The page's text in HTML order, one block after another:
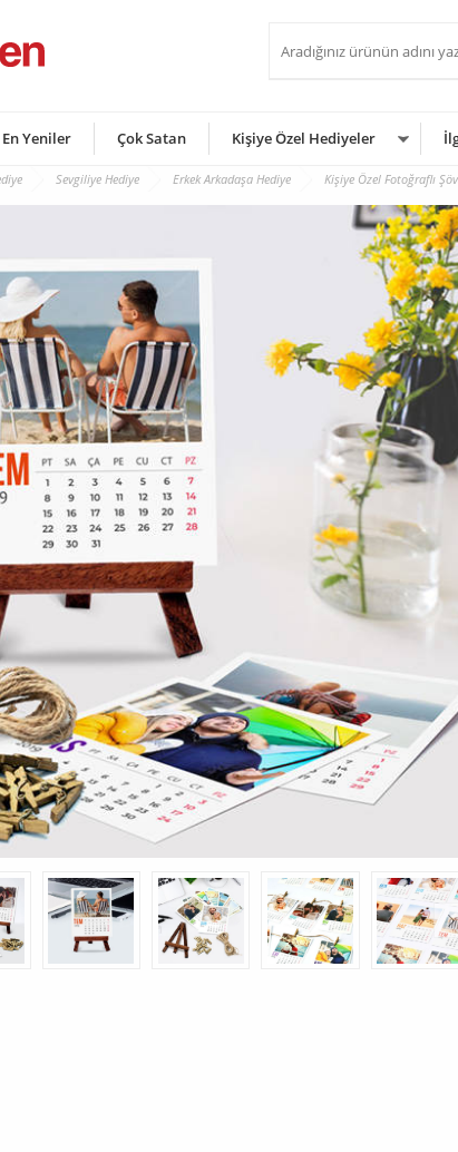
En Yeniler Çok Satan Kişiye Özel Hediyeler
Sevgiliye Hediye Erkek Arkadaşa Hediye Kişiye Özel Fotoğraflı